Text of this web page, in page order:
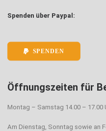
Spenden über Paypal:
SPENDEN
Öffnungszeiten für
Montag – Samstag 14.00 – 17.00
Am Dienstag, Sonntag sowie an